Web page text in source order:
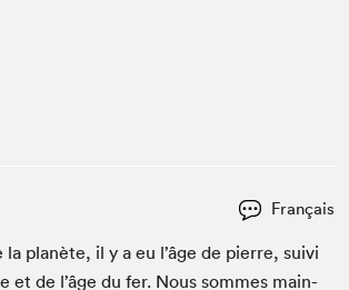
Français
la planète, il y a eu l’âge de pierre, suivi
et de l’âge du fer. Nous sommes main­